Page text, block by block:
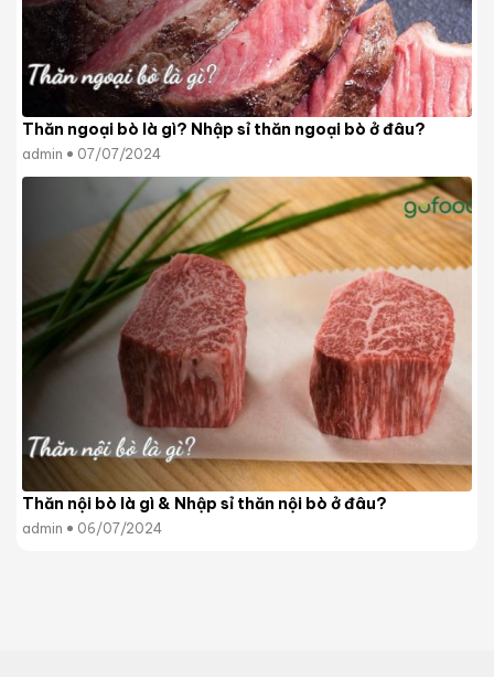
Thăn ngoại bò là gì? Nhập sỉ thăn ngoại bò ở đâu?
admin 07/07/2024
Thăn nội bò là gì & Nhập sỉ thăn nội bò ở đâu?
admin 06/07/2024